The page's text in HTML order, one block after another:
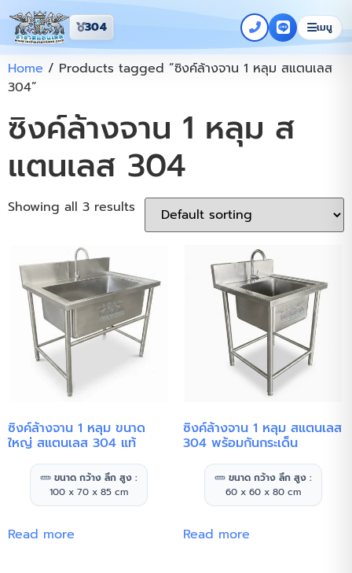
304 เมนู
Home / Products tagged “ซิงค์ล้างจาน 1 หลุม สแตนเลส
304”
ซิงค์ล้างจาน 1 หลุม ส
แตนเลส 304
Showing all 3 results
ซิงค์ล้างจาน 1 หลุม ขนาด
ใหญ่ สแตนเลส 304 แท้
ขนาด กว้าง ลึก สูง :
100 x 70 x 85 cm
Read more
ซิงค์ล้างจาน 1 หลุม สแตนเลส
304 พร้อมกันกระเด็น
ขนาด กว้าง ลึก สูง :
60 x 60 x 80 cm
Read more